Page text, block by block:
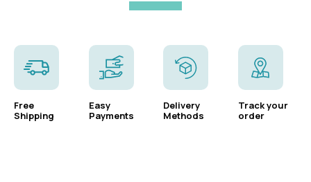
Free
Shipping
Easy
Payments
Delivery
Methods
Track your
order